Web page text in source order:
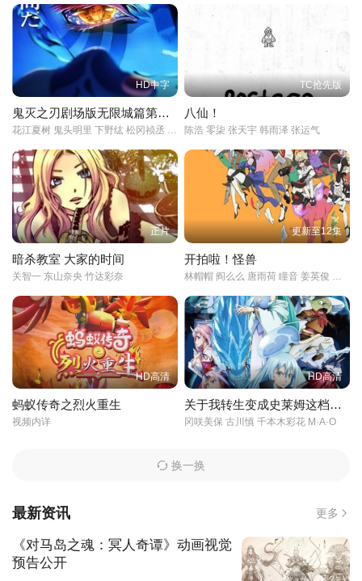
HD中字
鬼灭之刃剧场版无限城篇第一章猗窝座再来
花江夏树 鬼头明里 下野纮 松冈祯丞 上田丽奈
TC抢先版
八仙！
陈浩 零柒 张天宇 韩雨泽 张运气
正片
暗杀教室 大家的时间
关智一 东山奈央 竹达彩奈
更新至12集
开拍啦！怪兽
HD高清
蚂蚁传奇之烈火重生
视频内详
HD高清
关于我转生变成史莱姆这档事 苍海之泪篇
冈咲美保 古川慎 千本木彩花 M·A·O
换一换
最新资讯 更多
《对马岛之魂：冥人奇谭》动画视觉
预告公开